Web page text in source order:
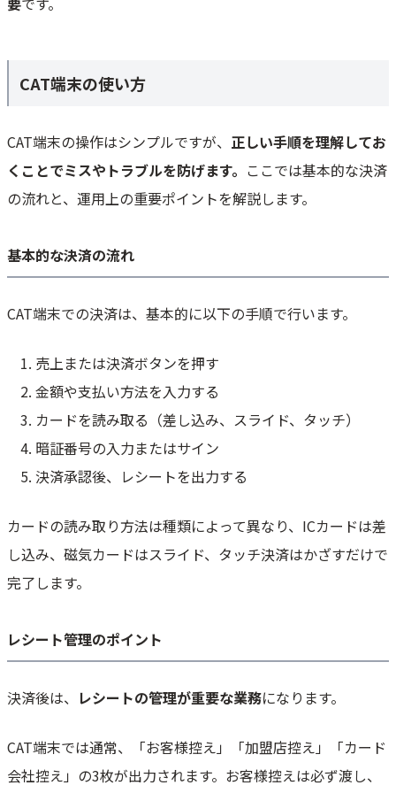
CAT端末の使い方
CAT端末の操作はシンプルですが、 正しい手順を理解してお
くことでミスやトラブルを防げます。 ここでは基本的な決済
の流れと、運用上の重要ポイントを解説します。
基本的な決済の流れ
CAT端末での決済は、基本的に以下の手順で行います。
売上または決済ボタンを押す
金額や支払い方法を入力する
カードを読み取る（差し込み、スライド、タッチ）
暗証番号の入力またはサイン
決済承認後、レシートを出力する
カードの読み取り方法は種類によって異なり、ICカードは差
し込み、磁気カードはスライド、タッチ決済はかざすだけで
完了します。
レシート管理のポイント
決済後は、 レシートの管理が重要な業務になります。
CAT端末では通常、「お客様控え」「加盟店控え」「カード
会社控え」の3枚が出力されます。お客様控えは必ず渡し、